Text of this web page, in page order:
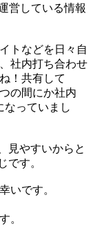
営している情報
トなどを日々自
社内打ち合わせ
！共有して
の間にか社内
なっていまし
見やすいからと
です。
いです。
。